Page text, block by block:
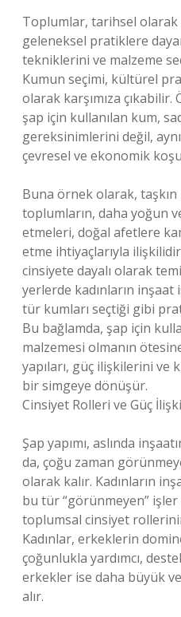
Toplumlar, tarihsel olarak
geleneksel pratiklere
tekniklerini ve malzeme
Kumun seçimi, kültürel
olarak karşımıza
şap için kullanılan kum,
gereksinimlerini değil,
çevresel ve ekonomik
Buna örnek olarak,
toplumların, daha yoğun
etmeleri, doğal afetlere
etme ihtiyaçlarıyla
cinsiyete dayalı olarak
yerlerde kadınların
tür kumları seçtiği gibi
Bu bağlamda, şap için
malzemesi olmanın
yapıları, güç ilişkilerini ve
bir simgeye dönüşür.
Cinsiyet Rolleri ve Güç
Şap yapımı, aslında
da, çoğu zaman
olarak kalır. Kadınların
bu tür “görünmeyen”
toplumsal cinsiyet
Kadınlar, erkeklerin
çoğunlukla yardımcı,
erkekler ise daha büyük
alır.